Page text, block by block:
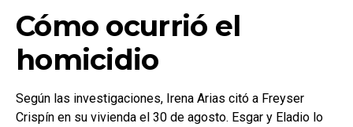
Cómo ocurrió el
homicidio
Según las investigaciones, Irena Arias citó a Freyser
Crispín en su vivienda el 30 de agosto. Esgar y Eladio lo